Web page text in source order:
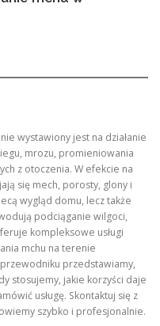
wystawiony jest na działanie
mrozu, promieniowania
z otoczenia. W efekcie na
się mech, porosty, glony i
wygląd domu, lecz także
podciąganie wilgoci,
kompleksowe usługi
mchu na terenie
przedstawiamy,
stosujemy, jakie korzyści daje
usługę. Skontaktuj się z
szybko i profesjonalnie.